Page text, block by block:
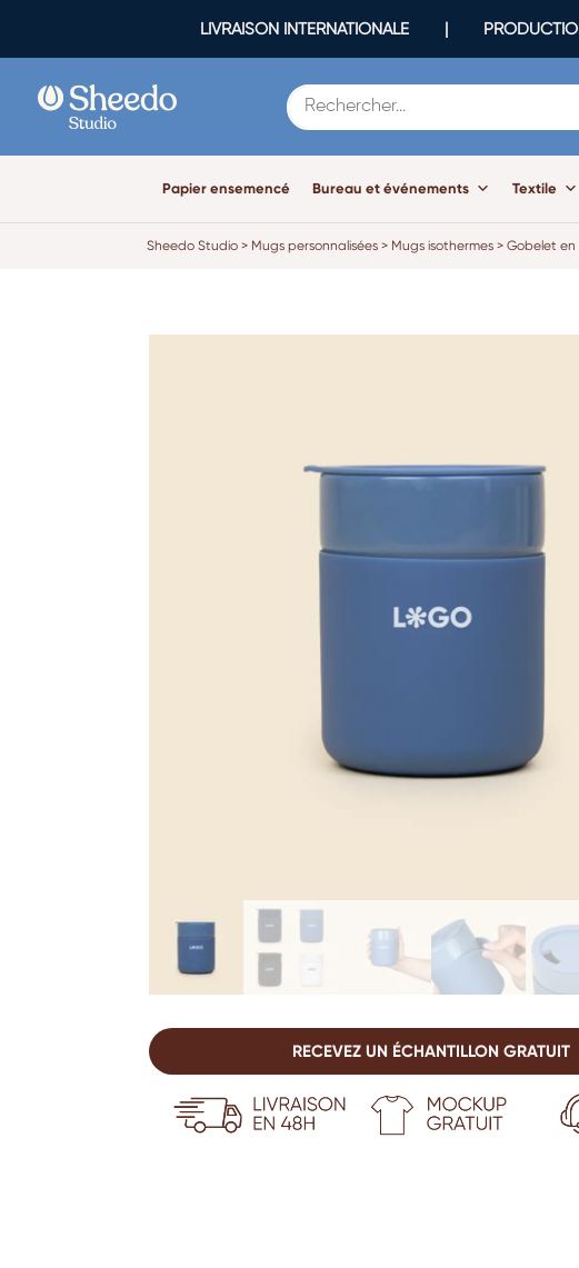
LIVRAISON INTERNATIONALE |
Papier ensemencé Bureau et événements Textile
Sheedo Studio> Mugs personnalisées> Mugs isothermes> Gobelet en
RECEVEZ UN ÉCHANTILLON GRATUIT